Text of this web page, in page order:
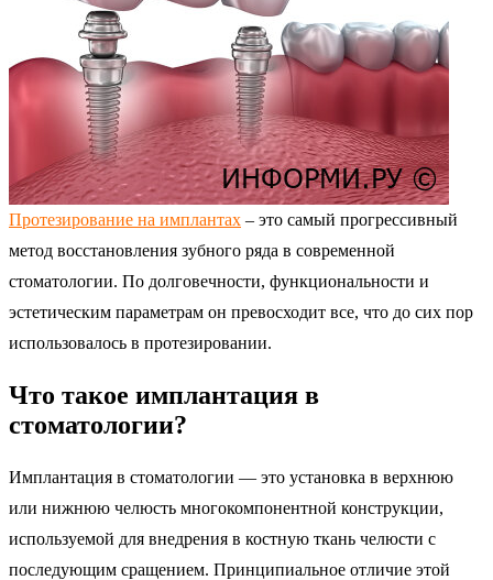
Протезирование на имплантах – это самый прогрессивный
метод восстановления зубного ряда в современной
стоматологии. По долговечности, функциональности и
эстетическим параметрам он превосходит все, что до сих пор
использовалось в протезировании.
Что такое имплантация в
стоматологии?
Имплантация в стоматологии — это установка в верхнюю
или нижнюю челюсть многокомпонентной конструкции,
используемой для внедрения в костную ткань челюсти с
последующим сращением. Принципиальное отличие этой